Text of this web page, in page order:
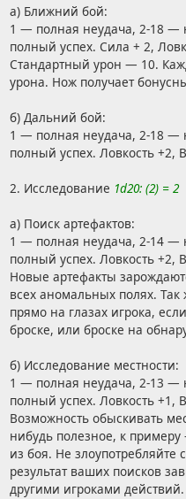
а) Ближний бой:
1 — полная неудача, 2-18 —
полный успех. Сила + 2,
Стандартный урон — 10.
урона. Нож получает
б) Дальний бой:
1 — полная неудача, 2-18 —
полный успех. Ловкость +2,
2. Исследование 1d20: (2) = 2
а) Поиск артефактов:
1 — полная неудача, 2-14 —
полный успех. Ловкость +2,
Новые артефакты
всех аномальных полях. Так
прямо на глазах игрока,
броске, или броске на
б) Исследование местности:
1 — полная неудача, 2-13 —
полный успех. Ловкость +1,
Возможность обыскивать
нибудь полезное, к примеру
из боя. Не злоупотребляйте
результат ваших поисков
другими игроками действий.